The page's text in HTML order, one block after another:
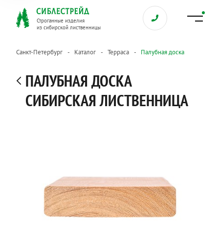
Строганные изделия
из сибирской лиственницы
Санкт-Петербург Каталог Терраса Палубная доска
ПАЛУБНАЯ ДОСКА
СИБИРСКАЯ ЛИСТВЕННИЦА